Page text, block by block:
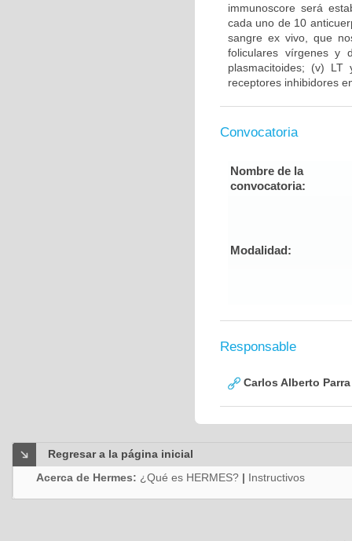
immunoscore será
cada uno de 10
sangre ex vivo, que
foliculares vírgenes y
plasmacitoides; (v)
receptores inhibidores
Convocatoria
Nombre de la
convocatoria:
Modalidad:
Responsable
Carlos Alberto
Regresar a la página inicial
Acerca de Hermes: ¿Qué es HERMES? | Instructivos